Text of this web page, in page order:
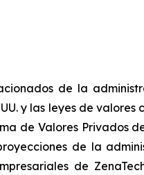
de la
y las leyes de
de Valores Privados
de la
de